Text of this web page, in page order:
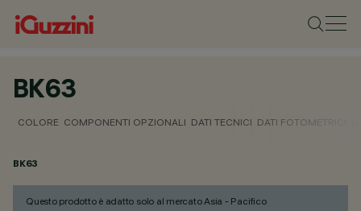
BK63
COLORE COMPONENTI OPZIONALI DATI TECNICI DATI FOTOMETRICI
BK63
Questo prodotto è adatto solo al mercato Asia - Pacifico